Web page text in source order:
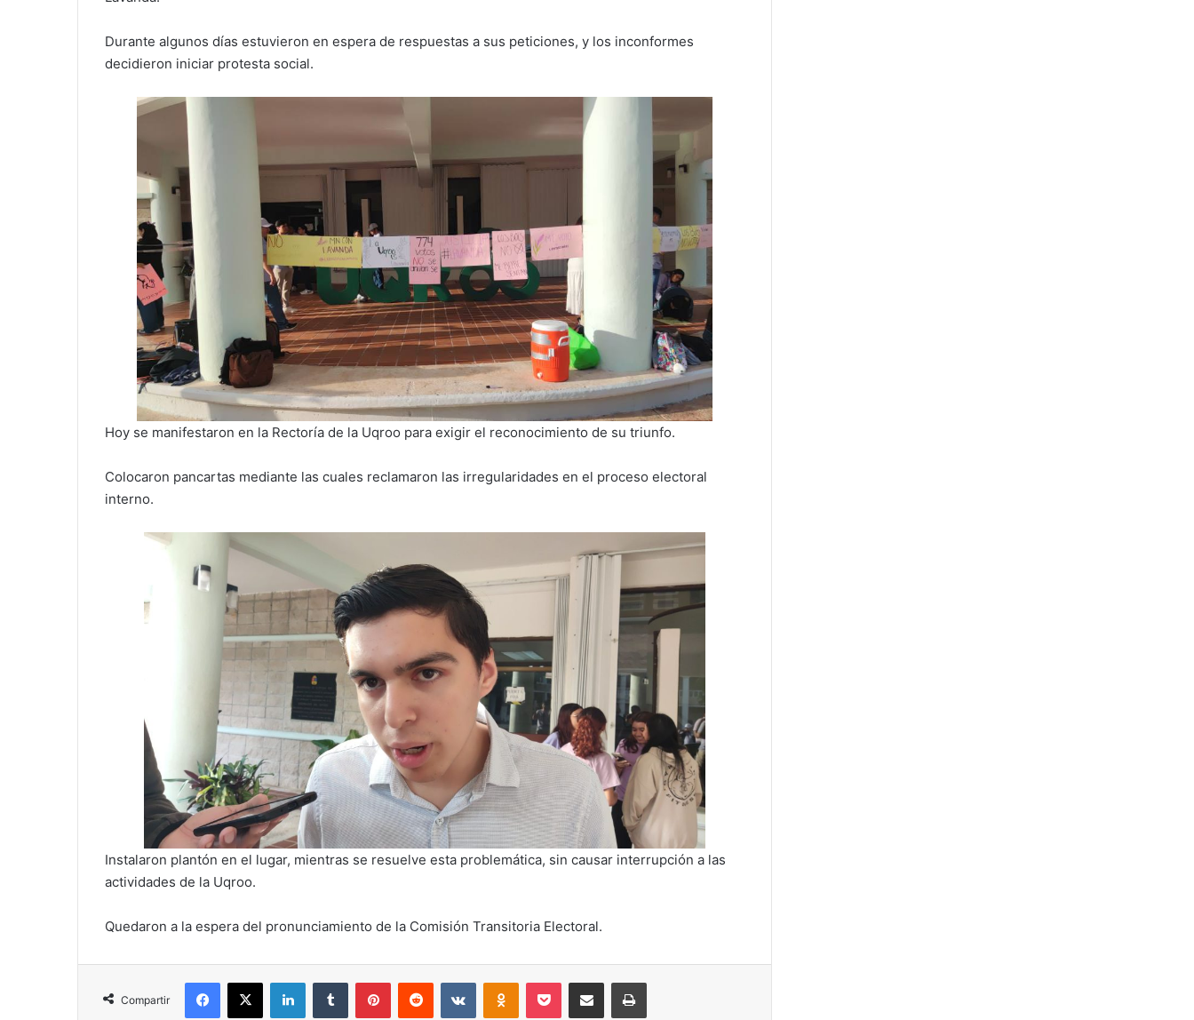
Durante algunos días estuvieron en espera de respuestas a sus peticiones, y los inconformes
decidieron iniciar protesta social.
Hoy se manifestaron en la Rectoría de la Uqroo para exigir el reconocimiento de su triunfo.
Colocaron pancartas mediante las cuales reclamaron las irregularidades en el proceso electoral
interno.
Instalaron plantón en el lugar, mientras se resuelve esta problemática, sin causar interrupción a las
actividades de la Uqroo.
Quedaron a la espera del pronunciamiento de la Comisión Transitoria Electoral.
Compartir
Facebook
X LinkedInTumblr PinterestReddit VKontakteOdnoklassniki
Pocket Compartir por correo electrónicoImprimir